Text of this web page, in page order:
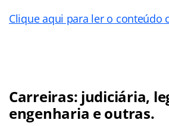
Clique aqui para ler o conteúdo
Carreiras: judiciária,
engenharia e outras.